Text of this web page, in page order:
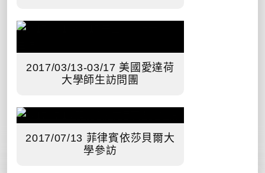
2017/03/13-03/17 美國愛達荷
大學師生訪問團
2017/07/13 菲律賓依莎貝爾大
學參訪